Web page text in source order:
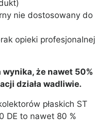
nie dostosowany do
opieki profesjonalnej
że nawet 50%
działa wadliwie.
płaskich ST
DE to nawet 80 %